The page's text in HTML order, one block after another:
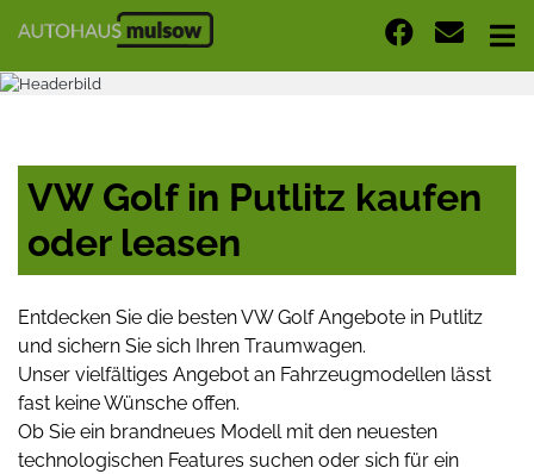
VW Golf in Putlitz kaufen
oder leasen
Entdecken Sie die besten VW Golf Angebote in Putlitz
und sichern Sie sich Ihren Traumwagen.
Unser vielfältiges Angebot an Fahrzeugmodellen lässt
fast keine Wünsche offen.
Ob Sie ein brandneues Modell mit den neuesten
technologischen Features suchen oder sich für ein